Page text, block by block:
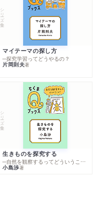
シリーズ・全集
マイテーマの探し方
─探究学習ってどうやるの？
片岡則夫著
シリーズ・全集
生きものを探究する
─自然を観察するってどういうこと？
小島渉著